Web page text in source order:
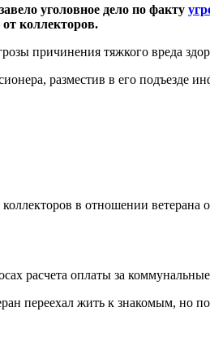
уголовное дело по факту
коллекторов.
причинения тяжкого вреда
разместив в его подъезде
в отношении
расчета оплаты за
переехал жить к знакомым, но